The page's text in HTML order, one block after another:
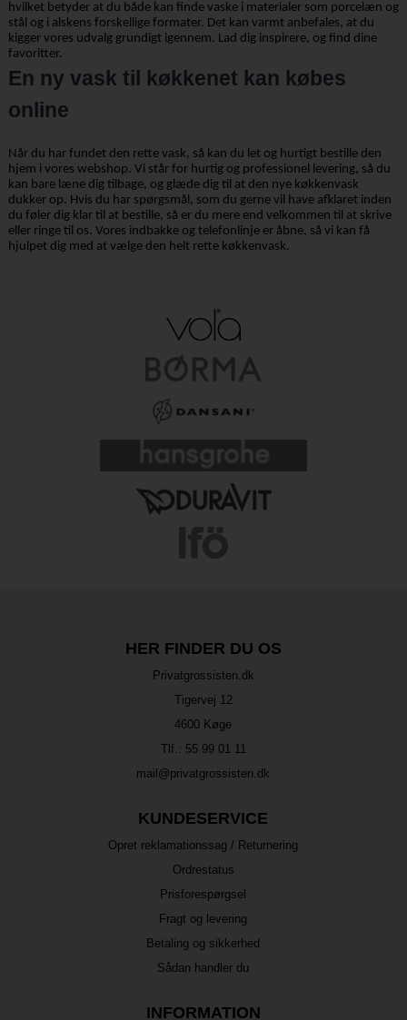
hvilket betyder at du både kan finde vaske i materialer som porcelæn og
stål og i alskens forskellige formater. Det kan varmt anbefales, at du
kigger vores udvalg grundigt igennem. Lad dig inspirere, og find dine
favoritter.
En ny vask til køkkenet kan købes
online
Når du har fundet den rette vask, så kan du let og hurtigt bestille den
hjem i vores webshop. Vi står for hurtig og professionel levering, så du
kan bare læne dig tilbage, og glæde dig til at den nye køkkenvask
dukker op. Hvis du har spørgsmål, som du gerne vil have afklaret inden
du føler dig klar til at bestille, så er du mere end velkommen til at skrive
eller ringe til os. Vores indbakke og telefonlinje er åbne, så vi kan få
hjulpet dig med at vælge den helt rette køkkenvask.
HER FINDER DU OS
Privatgrossisten.dk
Tigervej 12
4600 Køge
Tlf.: 55 99 01 11
mail@privatgrossisten.dk
KUNDESERVICE
Opret reklamationssag / Returnering
Ordrestatus
Prisforespørgsel
Fragt og levering
Betaling og sikkerhed
Sådan handler du
INFORMATION